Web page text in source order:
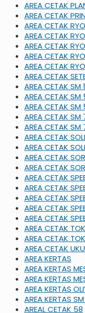
AREA CETAK
AREA CETAK
AREA CETAK
AREA CETAK
AREA CETAK
AREA CETAK
AREA CETAK
AREA CETAK
AREA CETAK SM
AREA CETAK SM
AREA CETAK SM
AREA CETAK SM
AREA CETAK SM
AREA CETAK
AREA CETAK
AREA CETAK
AREA CETAK
AREA CETAK
AREA CETAK
AREA CETAK
AREA CETAK
AREA CETAK
AREA CETAK
AREA CETAK
AREA CETAK
AREA KERTAS
AREA KERTAS
AREA KERTAS
AREA KERTAS
AREA KERTAS
AREAL CETAK 58